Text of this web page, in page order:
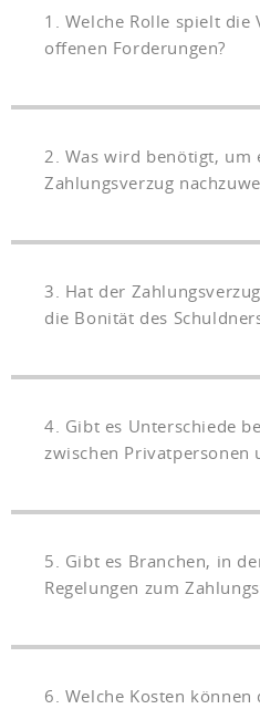
1. Welche Rolle spielt die
offenen Forderungen?
2. Was wird benötigt, um
Zahlungsverzug
3. Hat der
die Bonität des
4. Gibt es Unterschiede
zwischen Privatpersonen
5. Gibt es Branchen, in
Regelungen zum
6. Welche Kosten können